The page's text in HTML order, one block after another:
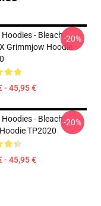
Hoodies - Bleach
Grimmjow Hoodie
- 45,95 €
-20%
Hoodies - Bleach
TP2020
- 45,95 €
-20%